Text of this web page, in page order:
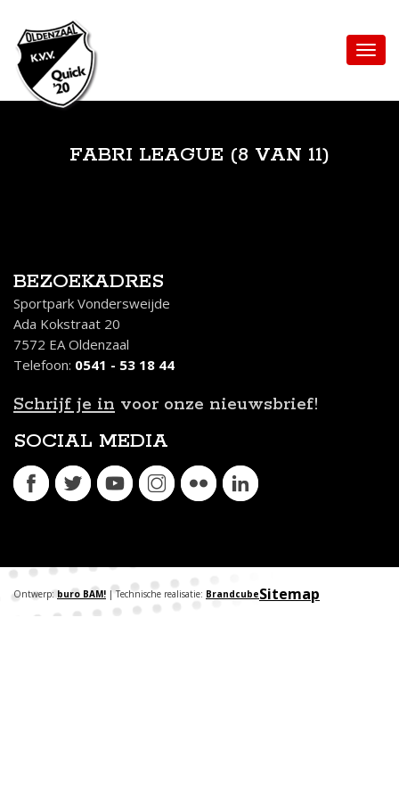
FABRI LEAGUE (8 VAN 11)
BEZOEKADRES
Sportpark Vondersweijde
Ada Kokstraat 20
7572 EA Oldenzaal
Telefoon: 0541 - 53 18 44
Schrijf je in voor onze nieuwsbrief!
SOCIAL MEDIA
Sitemap
Ontwerp: buro BAM! | Technische realisatie: Brandcube